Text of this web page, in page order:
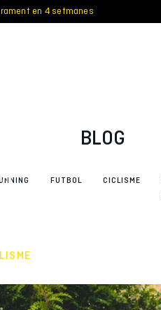
en 4 setmanes
BLOG
FUTBOL CICLISME
al